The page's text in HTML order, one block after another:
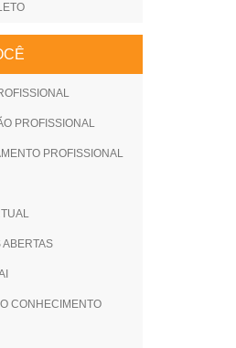
PROFISSIONAL
PROFISSIONAL
ABERTAS
CONHECIMENTO